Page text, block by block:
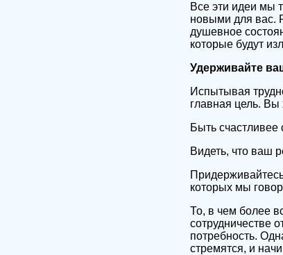
Все эти идеи мы
новыми для вас.
душевное
которые будут
Удерживайте
Испытывая
главная цель. Вы
Быть счастливее
Видеть, что ваш
которых мы
То, в чем более
сотрудничестве
потребность.
стремятся, и